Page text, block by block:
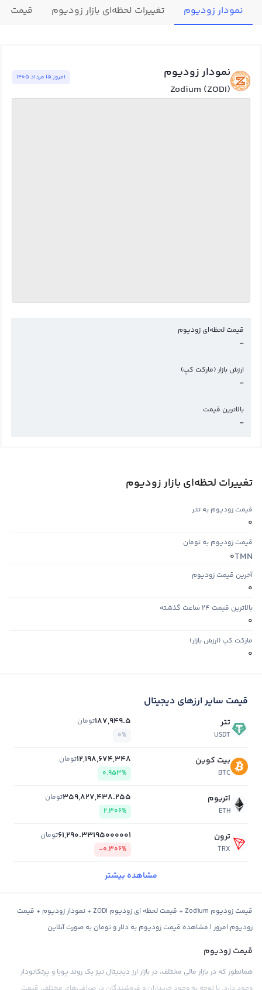
نمودار زودیوم تغییرات لحظه‌ای بازار زودیوم قیمت
نمودار زودیوم
Zodium (ZODI)
امروز ١٥ مرداد ١٤٠٥
قیمت لحظه‌ای زودیوم
-
ارزش بازار (مارکت کپ)
-
بالاترین قیمت
-
تغییرات لحظه‌ای بازار زودیوم
قیمت زودیوم به تتر
0
قیمت زودیوم به تومان
TMN
0
آخرین قیمت زودیوم
0
بالاترین قیمت ۲۴ ساعت گذشته
0
مارکت کپ (ارزش بازار)
0
قیمت سایر ارزهای دیجیتال
تتر
USDT
187,949.5تومان
0%
بیت کوین
BTC
12,198,674,348تومان
0.953%
اتریوم
ETH
359,827,438.255تومان
2.306%
ترون
TRX
61,290.33195000001تومان
-0.306%
مشاهده بیشتر
قیمت زودیوم Zodium + قیمت لحظه ای زودیوم ZODI + نمودار زودیوم + قیمت
زودیوم امروز | مشاهده قیمت زودیوم به دلار و تومان به صورت آنلاین
قیمت زودیوم
همانطور که در بازار مالی مختلف، در بازار ارز دیجیتال نیز یک روند پویا و پرتکانودار